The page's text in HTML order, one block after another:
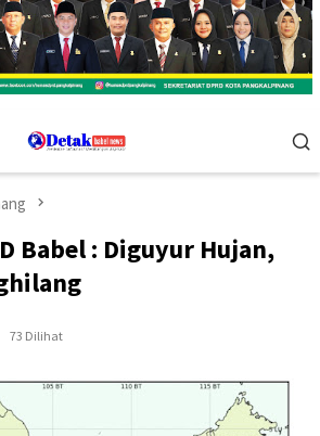
Babel : Diguyur Hujan,
73 Dilihat